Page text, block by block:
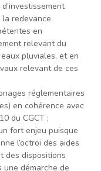
redevance
en
relevant du
pluviales, et en
relevant de ces
réglementaires
en cohérence avec
du CGCT ;
fort enjeu puisque
l’octroi des aides
des dispositions
démarche de